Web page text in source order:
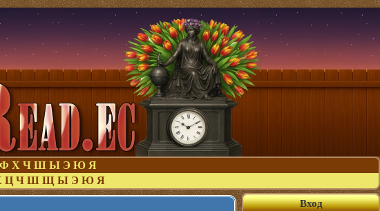
Ф Х Ч Ш Ы Э Ю Я
Ц Ч Ш Щ Ы Э Ю Я
Вход